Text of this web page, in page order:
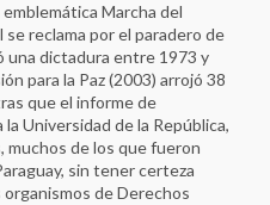
Marcha del
reclama por el paradero de
una dictadura entre 1973 y
para la Paz (2003) arrojó 38
que el informe de
Universidad de la República,
muchos de los que fueron
sin tener certeza
de Derechos